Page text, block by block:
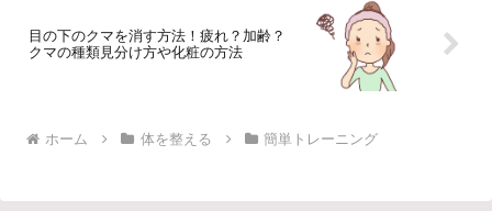
目の下のクマを消す方法！疲れ？加齢？
クマの種類見分け方や化粧の方法
ホーム 体を整える 簡単トレーニング